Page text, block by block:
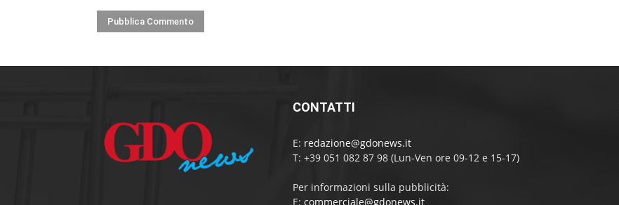
CONTATTI
E: redazione@gdonews.it
T: +39 051 082 87 98 (Lun-Ven ore 09-12 e 15-17)
Per informazioni sulla pubblicità:
E: commerciale@gdonews.it